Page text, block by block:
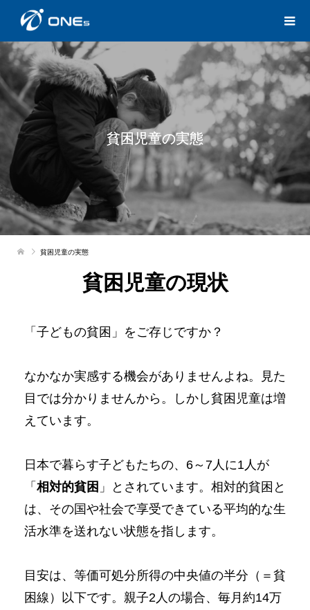
貧困児童の実態
貧困児童の実態
貧困児童の現状
「子どもの貧困」をご存じですか？
なかなか実感する機会がありませんよね。見た
目では分かりませんから。しかし貧困児童は増
えています。
日本で暮らす子どもたちの、6～7人に1人が
「 相対的貧困 」とされています。相対的貧困と
は、その国や社会で享受できている平均的な生
活水準を送れない状態を指します。
目安は、等価可処分所得の中央値の半分（＝貧
困線）以下です。親子2人の場合、毎月約14万